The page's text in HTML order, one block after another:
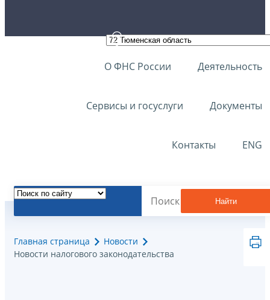
О ФНС России Деятельность
Сервисы и госуслуги Документы
Контакты ENG
Найти
Главная страница
Новости
Новости налогового законодательства